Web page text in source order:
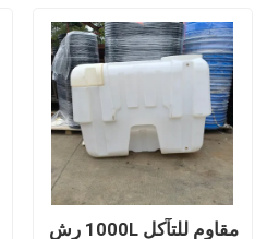
اتصل بنا
أخبار
اطلب اقتباس
قالب Rotomoulding مقاوم للتآكل 1000L رش